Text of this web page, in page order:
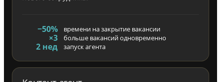
−50% времени на закрытие вакансии
×3 больше вакансий одновременно
2 нед запуск агента